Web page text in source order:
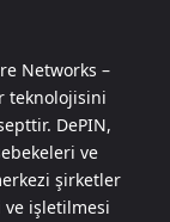
Networks –
teknolojisini
DePIN,
ve
şirketler
işletilmesi